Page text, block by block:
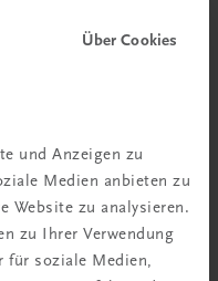
Über Cookies
und Anzeigen zu
Medien anbieten zu
Website zu analysieren.
zu Ihrer Verwendung
für soziale Medien,